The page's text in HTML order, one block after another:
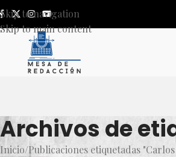
Skip to navigation
Skip to main content
Archivos de
Inicio Publicaciones etiquetadas